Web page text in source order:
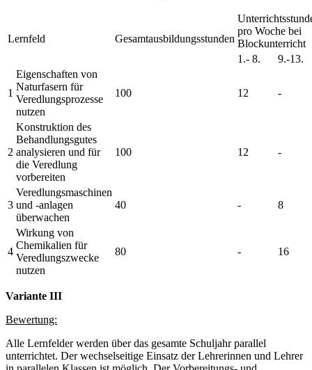
Lernfeld Gesamtausbildungsstunden
pro Woche bei
Blockunterricht
1.- 8.
9.-13.
1
Eigenschaften von
Naturfasern für
Veredlungsprozesse
nutzen
100 12 -
2
Konstruktion des
Behandlungsgutes
analysieren und für
die Veredlung
vorbereiten
100 12 -
3
Veredlungsmaschinen
und -anlagen
überwachen
40 - 8
4
Wirkung von
Chemikalien für
Veredlungszwecke
nutzen
80 - 16
Variante III
Bewertung:
Alle Lernfelder werden über das gesamte Schuljahr parallel
unterrichtet. Der wechselseitige Einsatz der Lehrerinnen und Lehrer